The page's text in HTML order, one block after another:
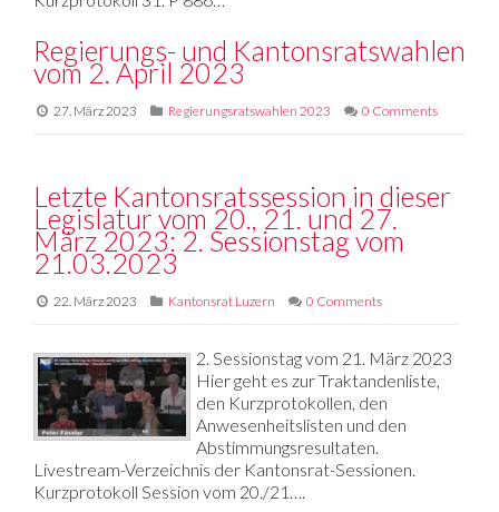
Regierungs- und Kantonsratswahlen
vom 2. April 2023
27. März 2023 Regierungsratswahlen 2023 0 Comments
Letzte Kantonsratssession in dieser
Legislatur vom 20., 21. und 27.
März 2023: 2. Sessionstag vom
21.03.2023
22. März 2023 Kantonsrat Luzern 0 Comments
2. Sessionstag vom 21. März 2023
Hier geht es zur Traktandenliste,
den Kurzprotokollen, den
Anwesenheitslisten und den
Abstimmungsresultaten.
Livestream-Verzeichnis der Kantonsrat-Sessionen.
Kurzprotokoll Session vom 20./21….